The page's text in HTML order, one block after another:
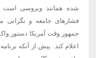
فشارهای جامعه و نگرانی
جمهور وقت آمریکا دستور
اعلام کند. پیش از آنکه